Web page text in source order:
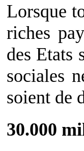
Lorsque
riches
des Etats
sociales
soient de
30.000